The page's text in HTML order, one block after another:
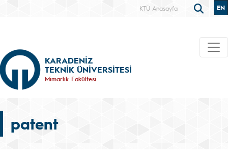
KTÜ Anasayfa EN
KARADENİZ
TEKNİK ÜNİVERSİTESİ
Mimarlık Fakültesi
patent